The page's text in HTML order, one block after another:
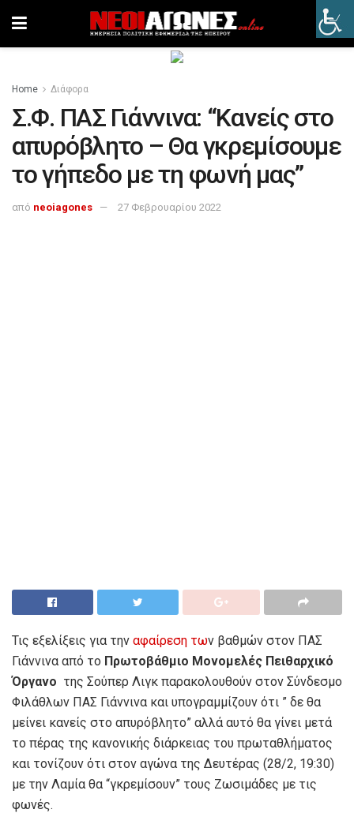
Home Διάφορα
Σ.Φ. ΠΑΣ Γιάννινα: “Κανείς στο
απυρόβλητο – Θα γκρεμίσουμε
το γήπεδο με τη φωνή μας”
από neoiagones 27 Φεβρουαρίου 2022
Τις εξελίξεις για την αφαίρεση των βαθμών στον ΠΑΣ
Γιάννινα από το Πρωτοβάθμιο Μονομελές Πειθαρχικό
Όργανο της Σούπερ Λιγκ παρακολουθούν στον Σύνδεσμο
Φιλάθλων ΠΑΣ Γιάννινα και υπογραμμίζουν ότι ” δε θα
μείνει κανείς στο απυρόβλητο” αλλά αυτό θα γίνει μετά
το πέρας της κανονικής διάρκειας του πρωταθλήματος
και τονίζουν ότι στον αγώνα της Δευτέρας (28/2, 19:30)
με την Λαμία θα “γκρεμίσουν” τους Ζωσιμάδες με τις
φωνές.